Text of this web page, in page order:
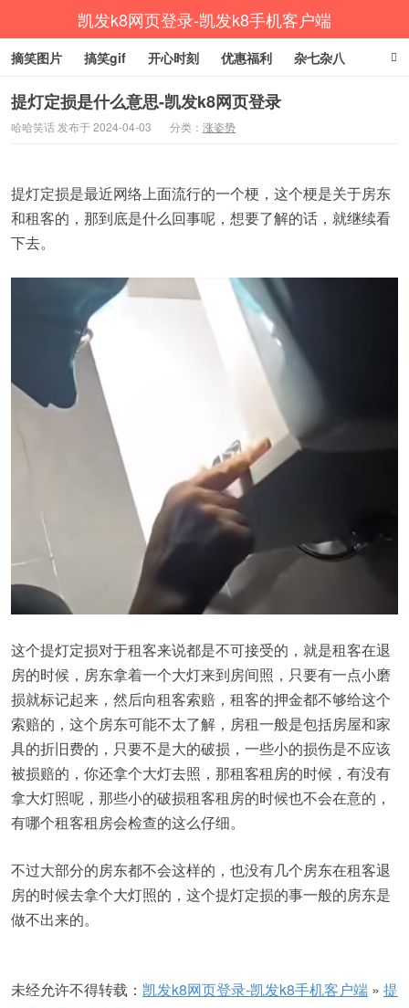
凯发k8网页登录-凯发k8手机客户端
摘笑图片 搞笑gif 开心时刻 优惠福利 杂七杂八
生活健康 涨姿势
提灯定损是什么意思-凯发k8网页登录
哈哈笑话 发布于 2024-04-03 分类： 涨姿势
提灯定损是最近网络上面流行的一个梗，这个梗是关于房东
和租客的，那到底是什么回事呢，想要了解的话，就继续看
下去。
这个提灯定损对于租客来说都是不可接受的，就是租客在退
房的时候，房东拿着一个大灯来到房间照，只要有一点小磨
损就标记起来，然后向租客索赔，租客的押金都不够给这个
索赔的，这个房东可能不太了解，房租一般是包括房屋和家
具的折旧费的，只要不是大的破损，一些小的损伤是不应该
被损赔的，你还拿个大灯去照，那租客租房的时候，有没有
拿大灯照呢，那些小的破损租客租房的时候也不会在意的，
有哪个租客租房会检查的这么仔细。
不过大部分的房东都不会这样的，也没有几个房东在租客退
房的时候去拿个大灯照的，这个提灯定损的事一般的房东是
做不出来的。
未经允许不得转载： 凯发k8网页登录-凯发k8手机客户端 » 提